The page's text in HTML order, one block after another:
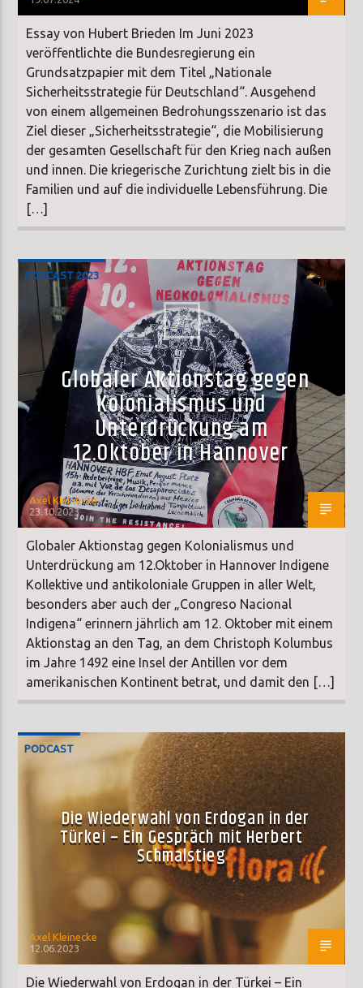
Essay von Hubert Brieden Im Juni 2023
veröffentlichte die Bundesregierung ein
Grundsatzpapier mit dem Titel „Nationale
Sicherheitsstrategie für Deutschland“. Ausgehend
von einem allgemeinen Bedrohungsszenario ist das
Ziel dieser „Sicherheitsstrategie“, die Mobilisierung
der gesamten Gesellschaft für den Krieg nach außen
und innen. Die kriegerische Zurichtung zielt bis in die
Familien und auf die individuelle Lebensführung. Die
[…]
PODCAST 2023
Globaler Aktionstag gegen
Kolonialismus und
Unterdrückung am
12.Oktober in Hannover
Axel Kleinecke
23.10.2023
Globaler Aktionstag gegen Kolonialismus und
Unterdrückung am 12.Oktober in Hannover Indigene
Kollektive und antikoloniale Gruppen in aller Welt,
besonders aber auch der „Congreso Nacional
Indigena“ erinnern jährlich am 12. Oktober mit einem
Aktionstag an den Tag, an dem Christoph Kolumbus
im Jahre 1492 eine Insel der Antillen vor dem
amerikanischen Kontinent betrat, und damit den […]
PODCAST
Die Wiederwahl von Erdogan in der
Türkei – Ein Gespräch mit Herbert
Schmalstieg
Axel Kleinecke
12.06.2023
Die Wiederwahl von Erdogan in der Türkei – Ein